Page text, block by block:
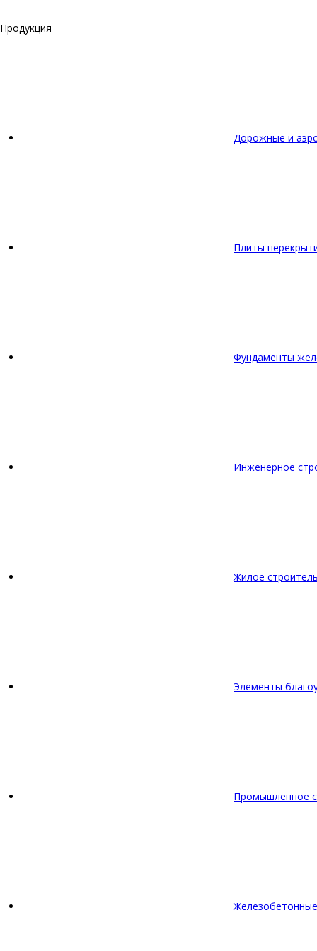
Продукция
Дорожные и
Плиты
Фундаменты
Инженерное
Жилое
Элементы
Промышленное